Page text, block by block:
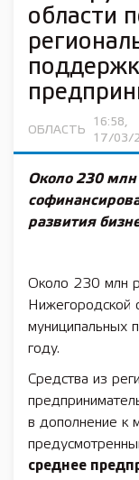
области
ОБЛАСТЬ
16:58,
17/03/
Около 230 млн
развития
Около 230 млн
Нижегородской
муниципальных
году.
Средства из
в дополнение к
среднее